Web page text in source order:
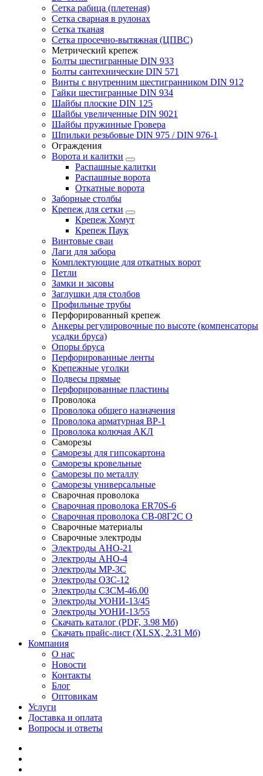
Сетка рабица (плетеная)
Сетка сварная в рулонах
Сетка тканая
Сетка просечно-вытяжная (ЦПВС)
Метрический крепеж
Болты шестигранные DIN 933
Болты сантехнические DIN 571
Винты с внутренним шестигранником DIN 912
Гайки шестигранные DIN 934
Шайбы плоские DIN 125
Шайбы увеличенные DIN 9021
Шайбы пружинные Гровера
Шпильки резьбовые DIN 975 / DIN 976-1
Ограждения
Ворота и калитки
Распашные калитки
Распашные ворота
Откатные ворота
Заборные столбы
Крепеж для сетки
Крепеж Хомут
Крепеж Паук
Винтовые сваи
Лаги для забора
Комплектующие для откатных ворот
Петли
Замки и засовы
Заглушки для столбов
Профильные трубы
Перфорированный крепеж
Анкеры регулировочные по высоте (компенсаторы
усадки бруса)
Опоры бруса
Перфорированные ленты
Крепежные уголки
Подвесы прямые
Перфорированные пластины
Проволока
Проволока общего назначения
Проволока арматурная ВР-1
Проволока колючая АКЛ
Саморезы
Саморезы для гипсокартона
Саморезы кровельные
Саморезы по металлу
Саморезы универсальные
Сварочная проволока
Сварочная проволока ER70S-6
Сварочная проволока СВ-08Г2С О
Сварочные материалы
Сварочные электроды
Электроды АНО-21
Электроды АНО-4
Электроды МР-3С
Электроды ОЗС-12
Электроды СЗСМ-46.00
Электроды УОНИ-13/45
Электроды УОНИ-13/55
Скачать каталог (PDF, 3.98 Мб)
Скачать прайс-лист (XLSX, 2.31 Мб)
Компания
О нас
Новости
Контакты
Блог
Оптовикам
Услуги
Доставка и оплата
Вопросы и ответы